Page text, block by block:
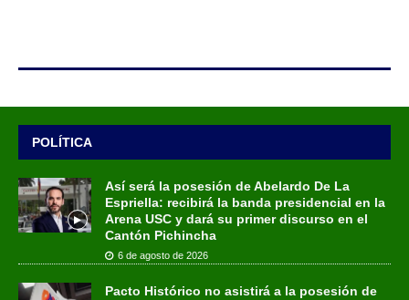
POLÍTICA
Así será la posesión de Abelardo De La
Espriella: recibirá la banda presidencial en la
Arena USC y dará su primer discurso en el
Cantón Pichincha
6 de agosto de 2026
Pacto Histórico no asistirá a la posesión de